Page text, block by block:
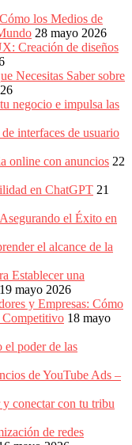
los Medios de
28 mayo 2026
Creación de diseños
Necesitas Saber sobre
negocio e impulsa las
interfaces de usuario
online con anuncios 22
en ChatGPT 21
el Éxito en
el alcance de la
Establecer una
19 mayo 2026
y Empresas: Cómo
Competitivo 18 mayo
poder de las
de YouTube Ads –
conectar con tu tribu
de redes